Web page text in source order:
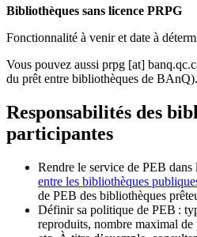
Bibliothèques sans licence PRPG
Fonctionnalité à venir et date à
Vous pouvez aussi prpg [at]
du prêt entre bibliothèques de BAnQ).
Responsabilités des
participantes
Rendre le service de PEB dans
entre les bibliothèques
de PEB des bibliothèques
Définir sa politique de PEB :
reproduits, nombre maximal de